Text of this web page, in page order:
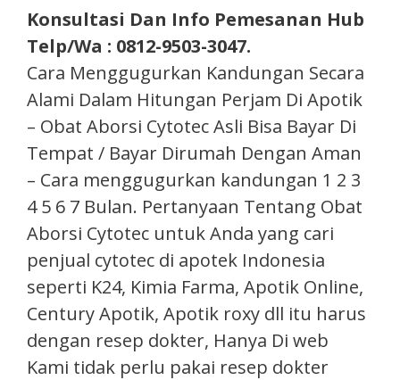
Konsultasi Dan Info Pemesanan Hub
Telp/Wa : 0812-9503-3047.
Cara Menggugurkan Kandungan Secara
Alami Dalam Hitungan Perjam Di Apotik
– Obat Aborsi Cytotec Asli Bisa Bayar Di
Tempat / Bayar Dirumah Dengan Aman
– Cara menggugurkan kandungan 1 2 3
4 5 6 7 Bulan. Pertanyaan Tentang Obat
Aborsi Cytotec untuk Anda yang cari
penjual cytotec di apotek Indonesia
seperti K24, Kimia Farma, Apotik Online,
Century Apotik, Apotik roxy dll itu harus
dengan resep dokter, Hanya Di web
Kami tidak perlu pakai resep dokter